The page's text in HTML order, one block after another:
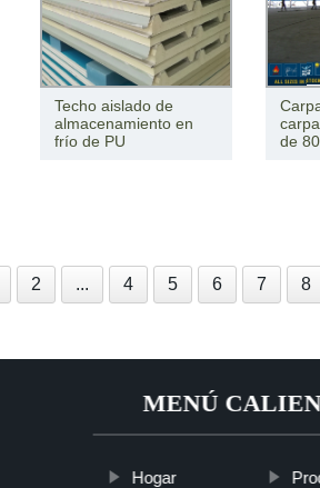
Techo aislado de
almacenamiento en
frío de PU
de
2 ... 4 5 6 7 8
MENÚ
Hogar